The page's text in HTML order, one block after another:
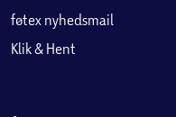
føtex nyhedsmail
Klik & Hent